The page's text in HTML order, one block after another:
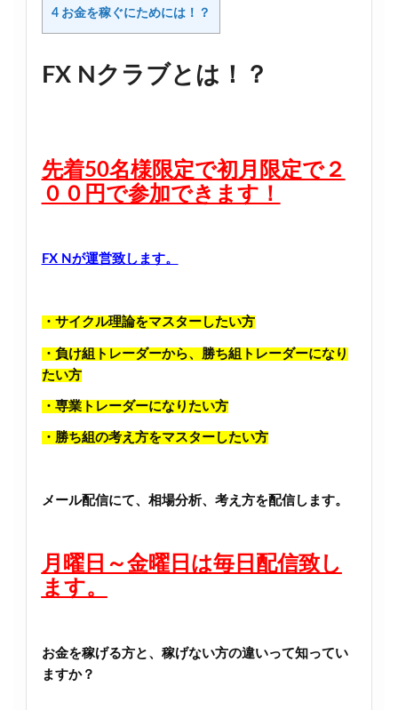
4お金を稼ぐにためには！？
FX Nクラブとは！？
先着50名様限定で初月限定で２
００円で参加できます！
FX Nが運営致します。
・サイクル理論をマスターしたい方
・負け組トレーダーから、勝ち組トレーダーになり
たい方
・専業トレーダーになりたい方
・勝ち組の考え方をマスターしたい方
メール配信にて、相場分析、考え方を配信します。
月曜日～金曜日は毎日配信致し
ます。
お金を稼げる方と、稼げない方の違いって知ってい
ますか？